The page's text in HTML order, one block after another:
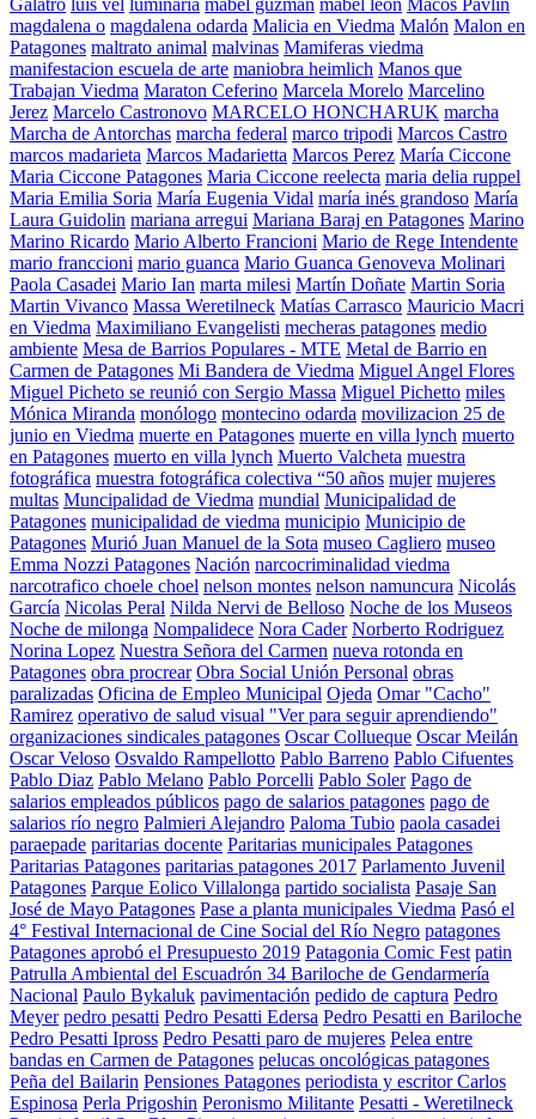
Gálatro luis vel luminaria mabel guzman mabel leon Macos Pavlin
magdalena o magdalena odarda Malicia en Viedma Malón Malon en
Patagones maltrato animal malvinas Mamiferas viedma
manifestacion escuela de arte maniobra heimlich Manos que
Trabajan Viedma Maraton Ceferino Marcela Morelo Marcelino
Jerez Marcelo Castronovo MARCELO HONCHARUK marcha
Marcha de Antorchas marcha federal marco tripodi Marcos Castro
marcos madarieta Marcos Madarietta Marcos Perez María Ciccone
Maria Ciccone Patagones Maria Ciccone reelecta maria delia ruppel
Maria Emilia Soria María Eugenia Vidal maría inés grandoso María
Laura Guidolin mariana arregui Mariana Baraj en Patagones Marino
Marino Ricardo Mario Alberto Francioni Mario de Rege Intendente
mario franccioni mario guanca Mario Guanca Genoveva Molinari
Paola Casadei Mario Ian marta milesi Martín Doñate Martin Soria
Martin Vivanco Massa Weretilneck Matías Carrasco Mauricio Macri
en Viedma Maximiliano Evangelisti mecheras patagones medio
ambiente Mesa de Barrios Populares - MTE Metal de Barrio en
Carmen de Patagones Mi Bandera de Viedma Miguel Angel Flores
Miguel Picheto se reunió con Sergio Massa Miguel Pichetto miles
Mónica Miranda monólogo montecino odarda movilizacion 25 de
junio en Viedma muerte en Patagones muerte en villa lynch muerto
en Patagones muerto en villa lynch Muerto Valcheta muestra
fotográfica muestra fotográfica colectiva “50 años mujer mujeres
multas Muncipalidad de Viedma mundial Municipalidad de
Patagones municipalidad de viedma municipio Municipio de
Patagones Murió Juan Manuel de la Sota museo Cagliero museo
Emma Nozzi Patagones Nación narcocriminalidad viedma
narcotrafico choele choel nelson montes nelson namuncura Nicolás
García Nicolas Peral Nilda Nervi de Belloso Noche de los Museos
Noche de milonga Nompalidece Nora Cader Norberto Rodriguez
Norina Lopez Nuestra Señora del Carmen nueva rotonda en
Patagones obra procrear Obra Social Unión Personal obras
paralizadas Oficina de Empleo Municipal Ojeda Omar "Cacho"
Ramirez operativo de salud visual "Ver para seguir aprendiendo"
organizaciones sindicales patagones Oscar Collueque Oscar Meilán
Oscar Veloso Osvaldo Rampellotto Pablo Barreno Pablo Cifuentes
Pablo Diaz Pablo Melano Pablo Porcelli Pablo Soler Pago de
salarios empleados públicos pago de salarios patagones pago de
salarios río negro Palmieri Alejandro Paloma Tubio paola casadei
paraepade paritarias docente Paritarias municipales Patagones
Paritarias Patagones paritarias patagones 2017 Parlamento Juvenil
Patagones Parque Eolico Villalonga partido socialista Pasaje San
José de Mayo Patagones Pase a planta municipales Viedma Pasó el
4° Festival Internacional de Cine Social del Río Negro patagones
Patagones aprobó el Presupuesto 2019 Patagonia Comic Fest patin
Patrulla Ambiental del Escuadrón 34 Bariloche de Gendarmería
Nacional Paulo Bykaluk pavimentación pedido de captura Pedro
Meyer pedro pesatti Pedro Pesatti Edersa Pedro Pesatti en Bariloche
Pedro Pesatti Ipross Pedro Pesatti paro de mujeres Pelea entre
bandas en Carmen de Patagones pelucas oncológicas patagones
Peña del Bailarin Pensiones Patagones periodista y escritor Carlos
Espinosa Perla Prigoshin Peronismo Militante Pesatti - Weretilneck